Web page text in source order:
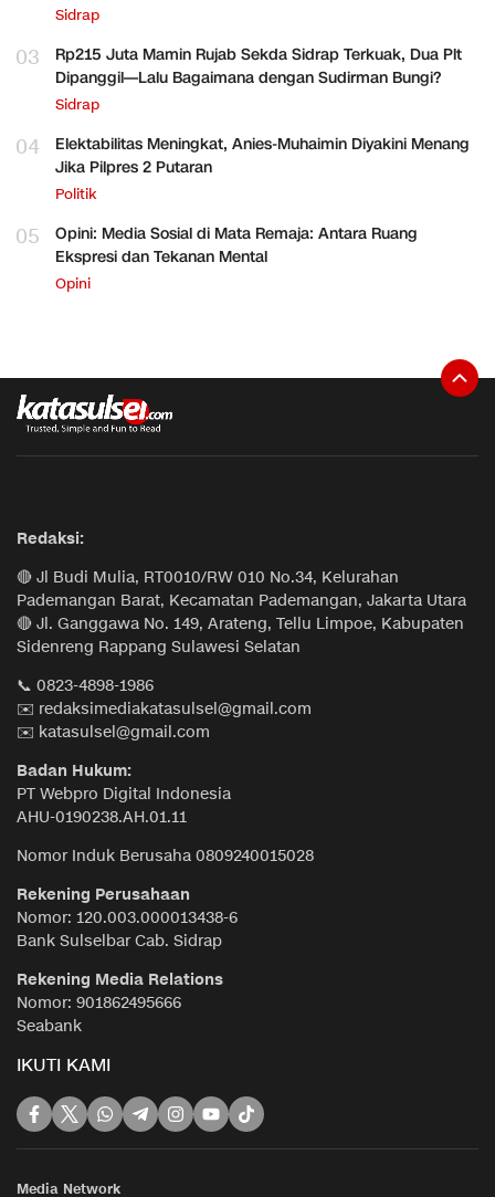
Sidrap
03
Rp215 Juta Mamin Rujab Sekda Sidrap Terkuak, Dua Plt
Dipanggil—Lalu Bagaimana dengan Sudirman Bungi?
Sidrap
04
Elektabilitas Meningkat, Anies-Muhaimin Diyakini Menang
Jika Pilpres 2 Putaran
Politik
05
Opini: Media Sosial di Mata Remaja: Antara Ruang
Ekspresi dan Tekanan Mental
Opini
Redaksi:
🔴 Jl Budi Mulia, RT0010/RW 010 No.34, Kelurahan
Pademangan Barat, Kecamatan Pademangan, Jakarta Utara
🔴 Jl. Ganggawa No. 149, Arateng, Tellu Limpoe, Kabupaten
Sidenreng Rappang Sulawesi Selatan
📞 0823-4898-1986
✉️ redaksimediakatasulsel@gmail.com
✉️ katasulsel@gmail.com
Badan Hukum:
PT Webpro Digital Indonesia
AHU-0190238.AH.01.11
Nomor Induk Berusaha 0809240015028
Rekening Perusahaan
Nomor: 120.003.000013438-6
Bank Sulselbar Cab. Sidrap
Rekening Media Relations
Nomor: 901862495666
Seabank
IKUTI KAMI
Media Network